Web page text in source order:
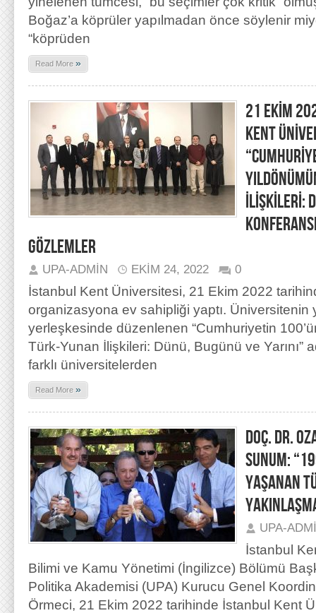
Boğaz’a köprüler yapılmadan önce söylenir
“köprüden
Read More »
21 EKİM
KENT
İLİŞKİLERİ:
GÖZLEMLER
UPA-ADMIN EKIM 24, 2022 0
İstanbul Kent Üniversitesi, 21 Ekim 2022
organizasyona ev sahipliği yaptı. Üniversitenin
yerleşkesinde düzenlenen “Cumhuriyetin
Türk-Yunan İlişkileri: Dünü, Bugünü ve Yarını”
farklı üniversitelerden
Read More »
DOÇ. DR.
SUNUM:
YAŞANAN
UPA-
İstanbul
Bilimi ve Kamu Yönetimi (İngilizce) Bölümü
Politika Akademisi (UPA) Kurucu Genel
Örmeci, 21 Ekim 2022 tarihinde İstanbul Kent